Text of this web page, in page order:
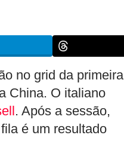
no grid da primeira
China. O italiano
. Após a sessão,
é um resultado